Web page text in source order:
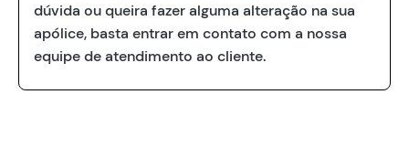
dúvida ou queira fazer alguma alteração na sua
apólice, basta entrar em contato com a nossa
equipe de atendimento ao cliente.